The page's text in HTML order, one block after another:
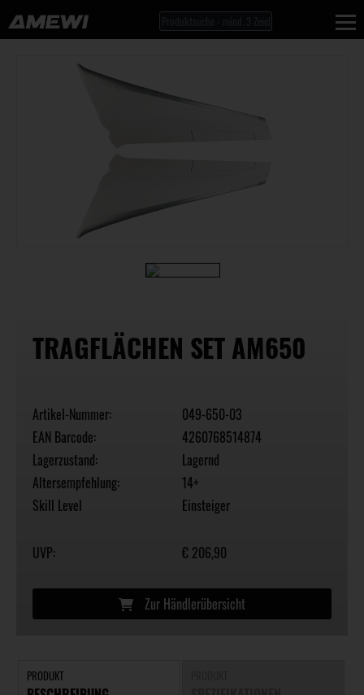
TRAGFLÄCHEN SET AM650
Artikel-Nummer:
049-650-03
EAN Barcode:
4260768514874
Lagerzustand:
Lagernd
Altersempfehlung:
14+
Skill Level
Einsteiger
UVP: € 206,90
Zur Händlerübersicht
PRODUKT